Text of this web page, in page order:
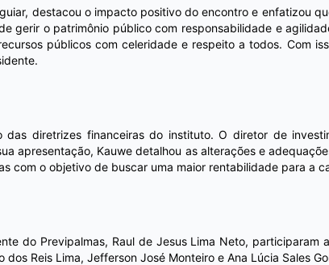
destacou o impacto positivo do encontro e enfatizou
gerir o patrimônio público com responsabilidade e
públicos com celeridade e respeito a todos. Com
diretrizes financeiras do instituto. O diretor de
apresentação, Kauwe detalhou as alterações e
com o objetivo de buscar uma maior rentabilidade para a
do Previpalmas, Raul de Jesus Lima Neto, participaram
Reis Lima, Jefferson José Monteiro e Ana Lúcia Sales